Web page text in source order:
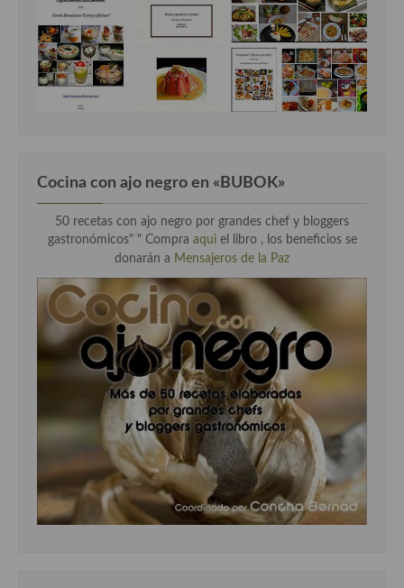
Cocina con ajo negro en «BUBOK»
50 recetas con ajo negro por grandes chef y bloggers
gastronómicos" " Compra aqui el libro , los beneficios se
donarán a Mensajeros de la Paz